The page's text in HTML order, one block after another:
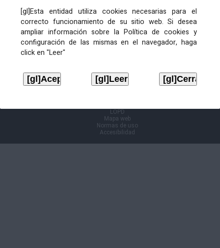
[gl]Esta entidad utiliza cookies necesarias para el
correcto funcionamiento de su sitio web. Si desea
ampliar información sobre la Política de cookies y
configuración de las mismas en el navegador, haga
click en "Leer"
LOPD
Mapa web
Normas de uso
Accesibilidad